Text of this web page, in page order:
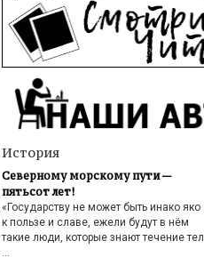
История
Северному морскому пути —
пятьсот лет!
«Государству не может быть инако яко
к пользе и славе, ежели будут в нём
такие люди, которые знают течение тел